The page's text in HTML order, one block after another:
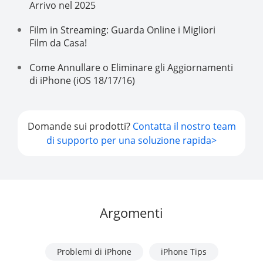
Arrivo nel 2025
Film in Streaming: Guarda Online i Migliori
Film da Casa!
Come Annullare o Eliminare gli Aggiornamenti
di iPhone (iOS 18/17/16)
Domande sui prodotti? Contatta il nostro team
di supporto per una soluzione rapida>
Argomenti
Problemi di iPhone iPhone Tips